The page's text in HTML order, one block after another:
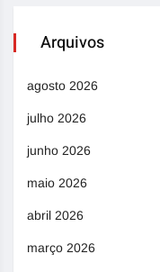
Arquivos
agosto 2026
julho 2026
junho 2026
maio 2026
abril 2026
março 2026